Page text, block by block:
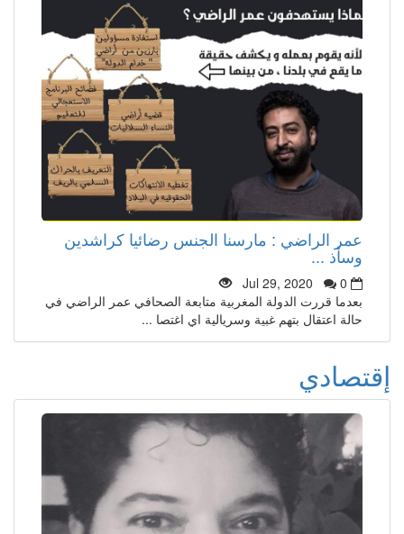
عمر الراضي : مارسنا الجنس رضائيا كراشدين
وسأذ ...
Jul 29, 2020
0
بعدما قررت الدولة المغربية متابعة الصحافي عمر الراضي في
حالة اعتقال بتهم غبية وسريالية اي اغتصا ...
إقتصادي